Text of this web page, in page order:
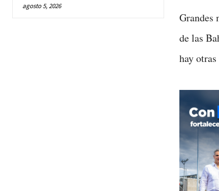
agosto 5, 2026
Grandes
de las
hay